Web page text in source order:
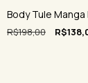
Body Tule
R$198,00